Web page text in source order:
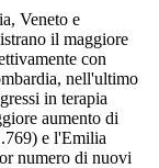
Veneto e
il maggiore
con
nell'ultimo
in terapia
aumento di
e l'Emilia
numero di nuovi